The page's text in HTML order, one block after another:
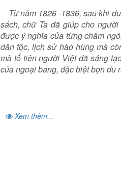
Từ năm 1826 -1836, sau khi
sách, chữ Ta đã giúp cho
được ý nghĩa của từng châm
dân tộc, lịch sử hào hùng mà
mà tổ tiên người Việt đã sáng
của ngoại bang, đặc biệt bọn du
Xem thêm...